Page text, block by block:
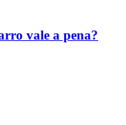
vale a pena?